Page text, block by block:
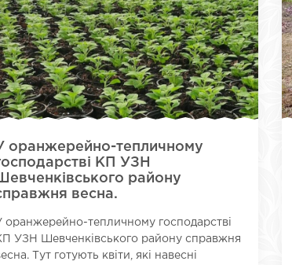
оранжерейно-тепличному
КП УЗН
району
весна.
оранжерейно-тепличному господарстві
УЗН Шевченківського району справжня
Тут готують квіти, які навесні